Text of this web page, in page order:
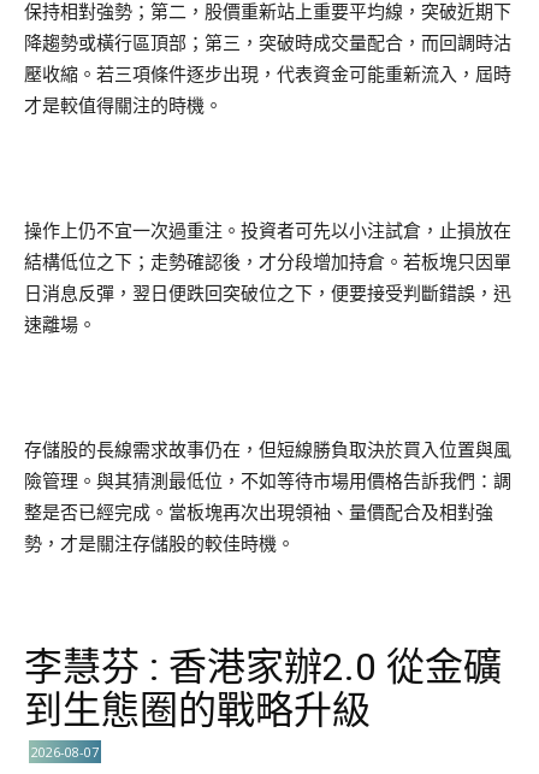
保持相對強勢；第二，股價重新站上重要平均線，突破近期下
降趨勢或橫行區頂部；第三，突破時成交量配合，而回調時沽
壓收縮。若三項條件逐步出現，代表資金可能重新流入，屆時
才是較值得關注的時機。
操作上仍不宜一次過重注。投資者可先以小注試倉，止損放在
結構低位之下；走勢確認後，才分段增加持倉。若板塊只因單
日消息反彈，翌日便跌回突破位之下，便要接受判斷錯誤，迅
速離場。
存儲股的長線需求故事仍在，但短線勝負取決於買入位置與風
險管理。與其猜測最低位，不如等待市場用價格告訴我們：調
整是否已經完成。當板塊再次出現領袖、量價配合及相對強
勢，才是關注存儲股的較佳時機。
李慧芬 : 香港家辦2.0 從金礦
到生態圈的戰略升級
2026-08-07